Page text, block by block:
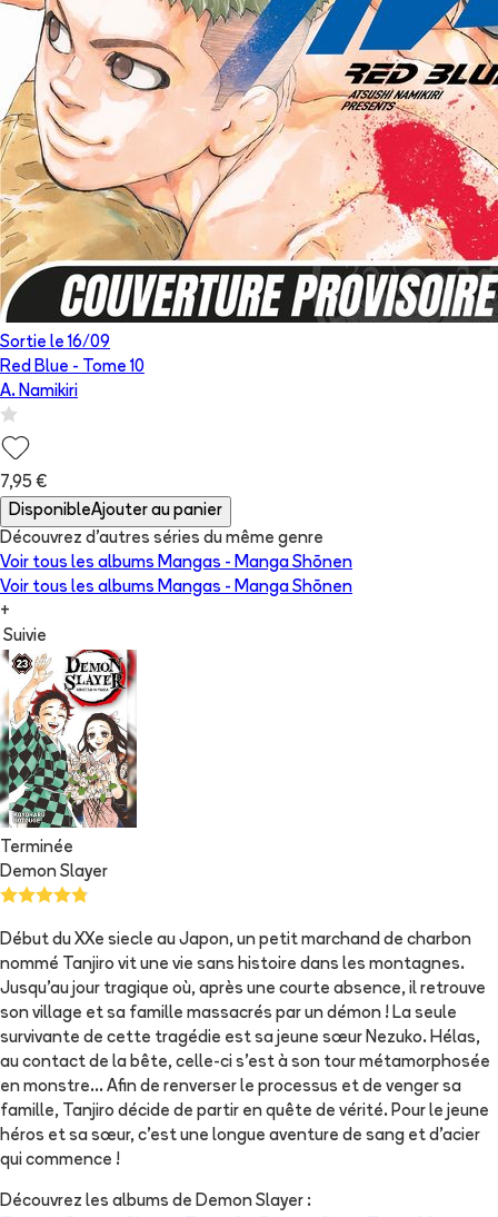
Sortie le 16/09
Red Blue - Tome 10
A. Namikiri
7,95 €
DisponibleAjouter au panier
Découvrez d'autres séries du même genre
Voir tous les albums Mangas - Manga Shōnen
Voir tous les albums Mangas - Manga Shōnen
+
Suivie
Terminée
Demon Slayer
Début du XXe siecle au Japon, un petit marchand de charbon
nommé Tanjiro vit une vie sans histoire dans les montagnes.
Jusqu’au jour tragique où, après une courte absence, il retrouve
son village et sa famille massacrés par un démon ! La seule
survivante de cette tragédie est sa jeune sœur Nezuko. Hélas,
au contact de la bête, celle-ci s’est à son tour métamorphosée
en monstre... Afin de renverser le processus et de venger sa
famille, Tanjiro décide de partir en quête de vérité. Pour le jeune
héros et sa sœur, c’est une longue aventure de sang et d’acier
qui commence !
Découvrez les albums de Demon Slayer :